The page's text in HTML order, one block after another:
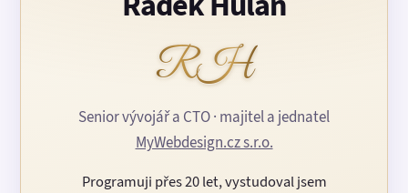
RH
Senior vývojář a CTO · majitel a jednatel
MyWebdesign.cz s.r.o.
Programuji přes 20 let, vystudoval jsem